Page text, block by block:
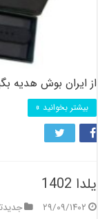
از ایران بوش هدیه
بیشتر بخوانید »
یلدا 1402
۲۹/۰۹/۱۴۰۲